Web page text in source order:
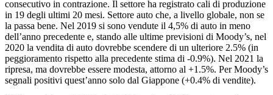
consecutivo in contrazione. Il settore ha registrato cali di produzione
in 19 degli ultimi 20 mesi. Settore auto che, a livello globale, non se
la passa bene. Nel 2019 si sono vendute il 4,5% di auto in meno
dell’anno precedente e, stando alle ultime previsioni di Moody’s, nel
2020 la vendita di auto dovrebbe scendere di un ulteriore 2.5% (in
peggioramento rispetto alla precedente stima di -0.9%). Nel 2021 la
ripresa, ma dovrebbe essere modesta, attorno al +1.5%. Per Moody’s
segnali positivi quest’anno solo dal Giappone (+0.4% di vendite).